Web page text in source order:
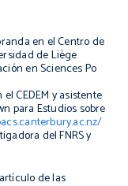
en el Centro de
de Liège
en Sciences Po
CEDEM y asistente
para Estudios sobre
del FNRS y
de las